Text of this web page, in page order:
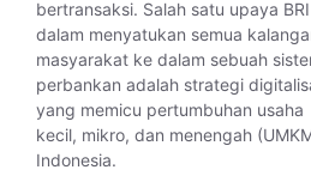
bertransaksi. Salah satu upaya BRI
dalam menyatukan semua
masyarakat ke dalam sebuah
perbankan adalah strategi
yang memicu pertumbuhan usaha
kecil, mikro, dan menengah
Indonesia.